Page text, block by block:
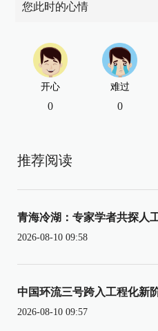
您此时的心情
开心
0
难过
0
推荐阅读
青海冷湖：专家学者共探人
2026-08-10 09:58
中国环流三号跨入工程化新
2026-08-10 09:57